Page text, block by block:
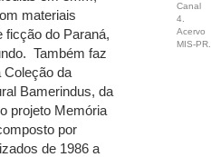
materiais
ficção do Paraná,
Também faz
Coleção da
Bamerindus, da
projeto Memória
por
de 1986 a
Canal
4.
Acervo
MIS-PR.